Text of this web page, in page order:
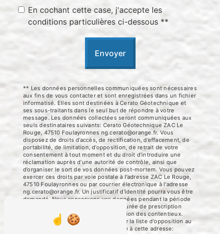
En cochant cette case, j'accepte les
conditions particulières ci-dessous **
Envoyer
** Les données personnelles communiquées sont nécessaires
aux fins de vous contacter et sont enregistrées dans un fichier
informatisé. Elles sont destinées à Cerato Géotechnique et
ses sous-traitants dans le seul but de répondre à votre
message. Les données collectées seront communiquées aux
seuls destinataires suivants: Cerato Géotechnique ZAC Le
Rouge, 47510 Foulayronnes ng.cerato@orange.fr. Vous
disposez de droits d’accès, de rectification, d’effacement, de
portabilité, de limitation, d’opposition, de retrait de votre
consentement à tout moment et du droit d’introduire une
réclamation auprès d’une autorité de contrôle, ainsi que
d’organiser le sort de vos données post-mortem. Vous pouvez
exercer ces droits par voie postale à l'adresse ZAC Le Rouge,
47510 Foulayronnes ou par courrier électronique à l'adresse
ng.cerato@orange.fr. Un justificatif d'identité pourra vous être
demandé. Nous conservons vos données pendant la période
de prise de contact puis pendant la durée de prescription
légale aux fins probatoires et de gestion des contentieux.
Vous avez le droit de vous inscrire sur la liste d'opposition au
démarchage téléphonique, disponible à cette adresse: